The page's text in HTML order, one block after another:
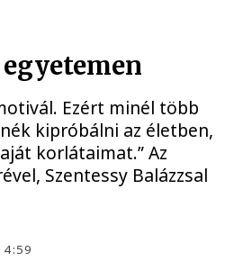
Ezért minél több
kipróbálni az életben,
korlátaimat.” Az
Szentessy Balázzsal